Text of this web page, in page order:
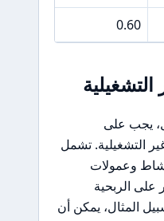
0.60
يجب على
التشغيلية. تشمل
وعمولات
على الربحية
المثال، يمكن أن